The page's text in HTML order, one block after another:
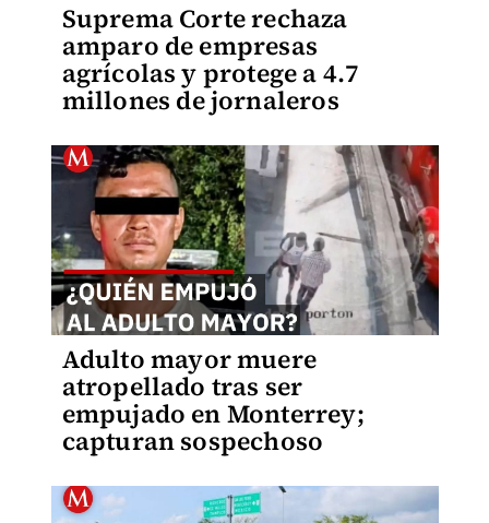
Suprema Corte rechaza
amparo de empresas
agrícolas y protege a 4.7
millones de jornaleros
Adulto mayor muere
atropellado tras ser
empujado en Monterrey;
capturan sospechoso